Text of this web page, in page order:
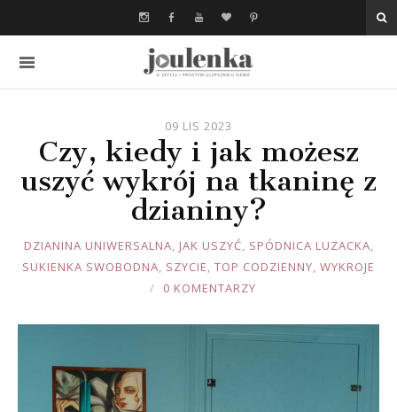
09 LIS 2023
Czy, kiedy i jak możesz
uszyć wykrój na tkaninę z
dzianiny?
JOULE
DZIANINA UNIWERSALNA, JAK USZYĆ, SPÓDNICA LUZACKA,
SUKIENKA SWOBODNA, SZYCIE, TOP CODZIENNY, WYKROJE
0 KOMENTARZY